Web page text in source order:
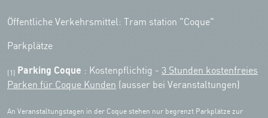
Öffentliche Verkehrsmittel: Tram station "Coque"
Parkplätze
(1) Parking Coque : Kostenpflichtig - 3 Stunden kostenfreies
Parken für Coque Kunden (ausser bei Veranstaltungen)
An Veranstaltungstagen in der Coque stehen nur begrenzt Parkplätze zur